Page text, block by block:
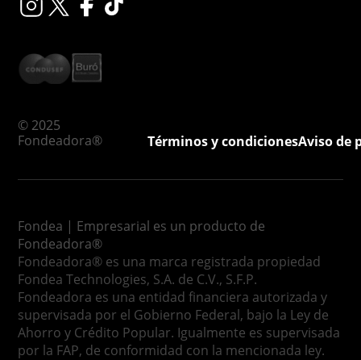
© 2025
Fondeadora®
Términos y condicionesAviso de
Fondea | Empresarial es un producto de
Fondeadora®
Fondeadora® es una marca registrada propiedad
Fondea Technologies, S.A. de C.V., S.F.P.
Fondeadora es una entidad financiera autorizada y
supervisada por el Gobierno Federal, bajo la Ley de
Ahorro y Crédito Popular. Igualmente es supervisada
por la FAP, de conformidad con la mencionada ley.